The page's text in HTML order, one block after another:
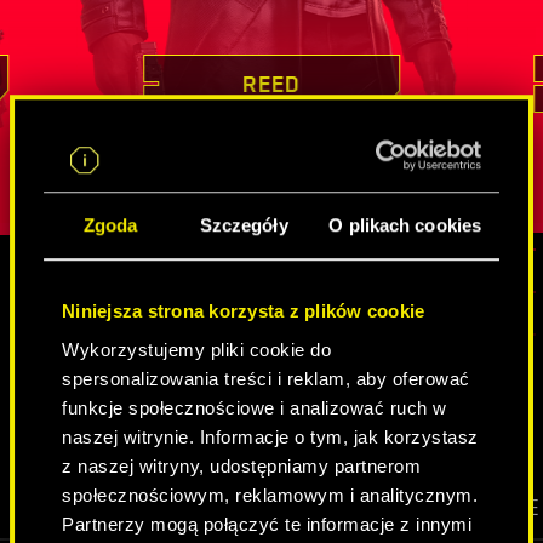
Zgoda Szczegóły O plikach cookies
Niniejsza strona korzysta z plików cookie
Wykorzystujemy pliki cookie do
spersonalizowania treści i reklam, aby oferować
funkcje społecznościowe i analizować ruch w
naszej witrynie. Informacje o tym, jak korzystasz
z naszej witryny, udostępniamy partnerom
społecznościowym, reklamowym i analitycznym.
Partnerzy mogą połączyć te informacje z innymi
jej
atut,
w jej
dowodził swoich mistrzowskich
umiejętności, podejmując się misji z
pozoru niemożliwych. Pozyskiwanie
cennych informacji czy infiltracja
strzeżonych celów to dla niego chleb
powszechny. Reed jest przy tym kimś
obdarzonym głębokim poczuciem
obowiązku, a u osób, z którymi
współpracuje, najwyżej ceni sobie
REED
który
innych
jest
spędziła
cechy
MEDIA
CYBERPUNK 2077
WIDEO SCREENSHOTY GRAFIKI KONCEPCYJNE